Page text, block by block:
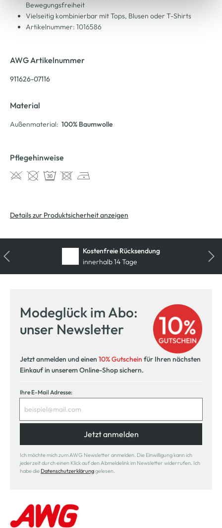
Bewegungsfreiheit
Vielseitig kombinierbar mit Tops, Blusen oder T-Shirts
Artikelnummer: 1016586
AWG Artikelnummer
911626-07116
Material
Außenmaterial: 100% Baumwolle
Pflegehinweise
Details zur Produktsicherheit anzeigen
Kostenfreie Rücksendung
innerhalb 14 Tage
Modeglück im Abo:
unser Newsletter
Jetzt anmelden und einen 10% Gutschein für Ihren nächsten
Einkauf in unserem Online-Shop sichern.
Ihre E-Mail Adresse:
Jetzt anmelden
Ich möchte mich zum AWG Newsletter anmelden. Die Einwilligung kann ich
jederzeit durch einen Klick auf den Abmeldelink im Newsletter widerrufen. Ich
habe die Datenschutzerklärunggelesen.